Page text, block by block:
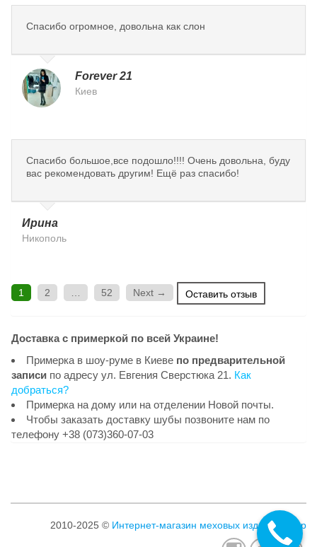
Спасибо огромное, довольна как слон
Forever 21
Киев
Спасибо большое,все подошло!!!! Очень довольна, буду
вас рекомендовать другим! Ещё раз спасибо!
Ирина
Никополь
1 2 52 Next → Оставить отзыв
Доставка с примеркой по всей Украине!
Примерка в шоу-руме в Киеве по предварительной
записи по адресу ул. Евгения Сверстюка 21. Как
добраться?
Примерка на дому или на отделении Новой почты.
Чтобы заказать доставку шубы позвоните нам по
телефону +38 (073)360-07-03
2010-2025 © Интернет-магазин меховых изделий Клер